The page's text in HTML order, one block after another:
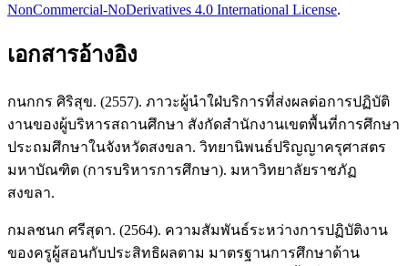
NonCommercial-NoDerivatives 4.0 International License.
เอกสารอ้างอิง
กนกกร ศิริสุข. (2557). ภาวะผู้นำใฝ่บริการที่ส่งผลต่อการปฏิบัติ
งานของผู้บริหารสถานศึกษา สังกัดสำนักงานเขตพื้นที่การศึกษา
ประถมศึกษาในจังหวัดสงขลา. วิทยานิพนธ์ปริญญาครุศาสตร
มหาบัณฑิต (การบริหารการศึกษา). มหาวิทยาลัยราชภัฏ
สงขลา.
กมลชนก ศรีสุดา. (2564). ความสัมพันธ์ระหว่างการปฏิบัติงาน
ของครูผู้สอนกับประสิทธิผลตาม มาตรฐานการศึกษาด้าน